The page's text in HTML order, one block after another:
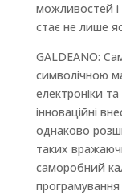
можливостей і
стає не лише
GALDEANO:
символічною
електроніки
інноваційні
однаково
таких
саморобний